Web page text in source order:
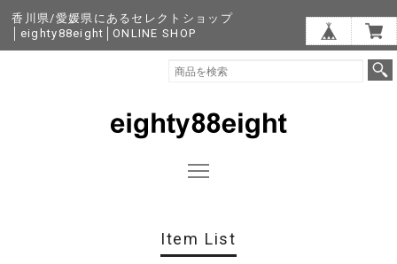
香川県/愛媛県にあるセレクトショップ
│eighty88eight│ONLINE SHOP
Item List